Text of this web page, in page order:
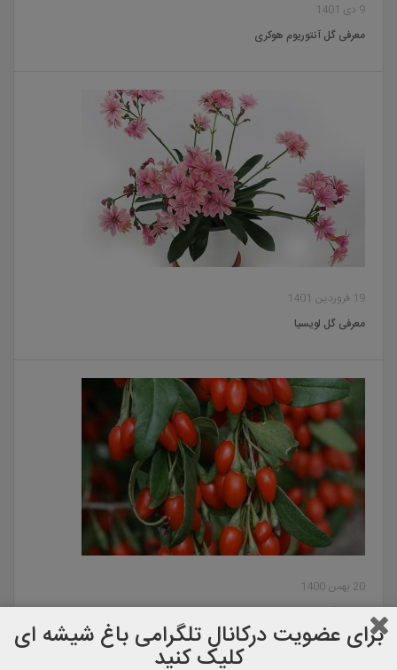
9 دی 1401
معرفی گل آنتوریوم هوکری
19 فروردین 1401
معرفی گل لویسیا
20 بهمن 1400
معرفی گوجی بری
برای عضویت دركانال تلگرامی باغ شیشه ای
کلیک کنید